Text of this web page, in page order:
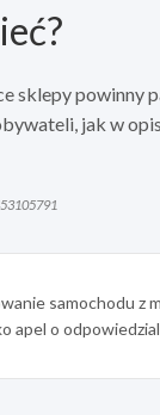
sklepy powinny
jak w
samochodu z
apel o